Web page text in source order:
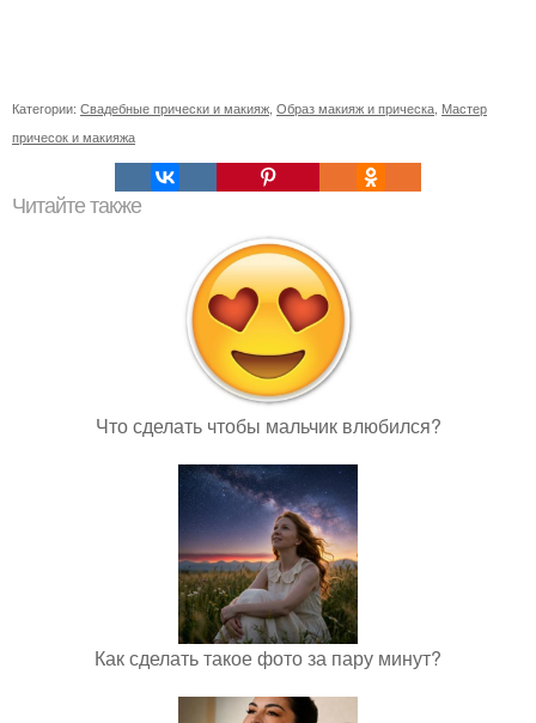
Категории: Свадебные прически и макияж, Образ макияж и прическа, Мастер
причесок и макияжа
Читайте также
Что сделать чтобы мальчик влюбился?
Как сделать такое фото за пару минут?